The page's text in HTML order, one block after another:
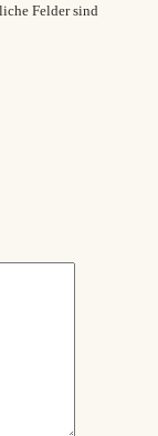
Felder sind